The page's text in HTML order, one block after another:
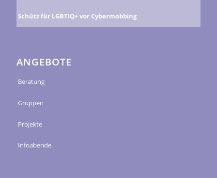
Schütz für LGBTIQ+ vor Cybermobbing
ANGEBOTE
Beratung
Gruppen
Projekte
Infoabende